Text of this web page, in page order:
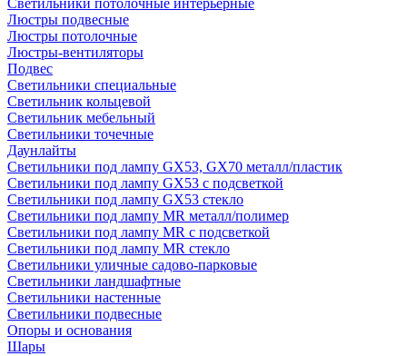
Светильники потолочные интерьерные
Люстры подвесные
Люстры потолочные
Люстры-вентиляторы
Подвес
Светильники специальные
Светильник кольцевой
Светильник мебельный
Светильники точечные
Даунлайты
Светильники под лампу GX53, GX70 металл/пластик
Светильники под лампу GX53 с подсветкой
Светильники под лампу GX53 стекло
Светильники под лампу MR металл/полимер
Светильники под лампу MR с подсветкой
Светильники под лампу MR стекло
Светильники уличные садово-парковые
Светильники ландшафтные
Светильники настенные
Светильники подвесные
Опоры и основания
Шары